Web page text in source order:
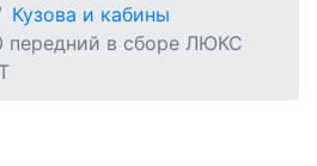
Кузова и кабины
передний в сборе ЛЮКС